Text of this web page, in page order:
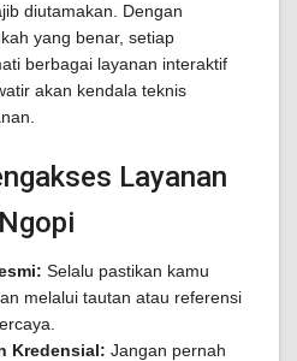
diutamakan. Dengan
yang benar, setiap
berbagai layanan interaktif
akan kendala teknis
Layanan
Selalu pastikan kamu
melalui tautan atau referensi
Kredensial: Jangan pernah